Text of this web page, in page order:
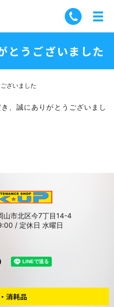
とうございました
ざいました
、誠にありがとうございまし
市北区今7丁目14-4
/ 定休日 水曜日
消耗品